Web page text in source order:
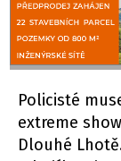
Policisté
extreme
Dlouhé